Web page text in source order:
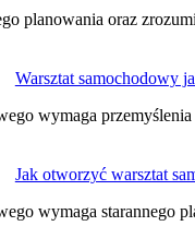
planowania oraz
Warsztat samochodowy
wymaga
Jak otworzyć warsztat
wymaga